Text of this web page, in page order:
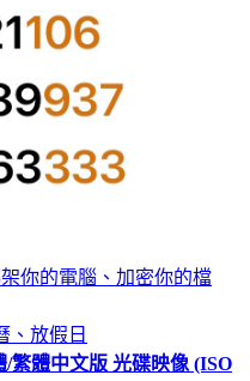
你的電腦、加密你的檔
、放假日
/繁體中文版 光碟映像 (ISO